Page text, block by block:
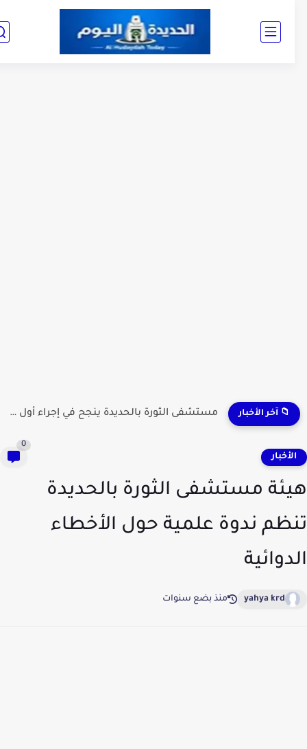
📁 آخر الأخبار نجدة الحديدة تحبط عمليات تهريب وتضبط مطلوبين وشحنات مواد...
مستشفى الثورة بالحديدة
ندوة علمية حول الأخطاء
yahya krd منذ بضع سنوات